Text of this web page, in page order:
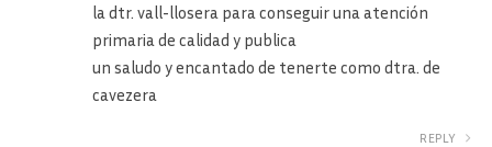
la dtr. vall-llosera para conseguir una atención
primaria de calidad y publica
un saludo y encantado de tenerte como dtra. de
cavezera
REPLY